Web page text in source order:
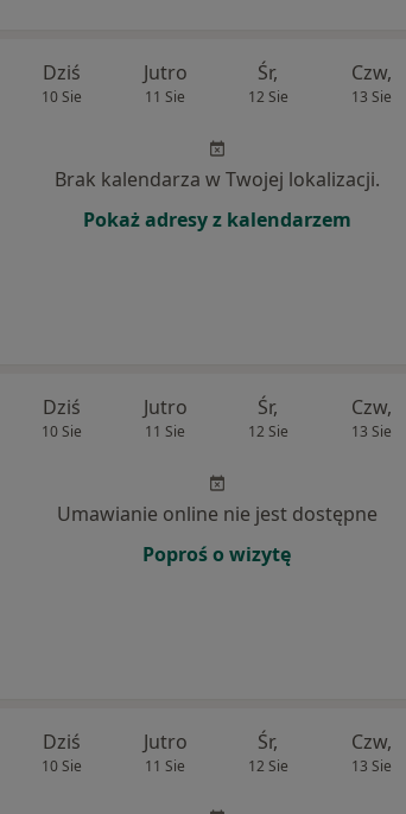
Dziś
10 Sie
Jutro
11 Sie
Śr,
12 Sie
Czw,
13 Sie
Brak kalendarza w Twojej lokalizacji.
Pokaż adresy z kalendarzem
Dziś
10 Sie
Jutro
11 Sie
Śr,
12 Sie
Czw,
13 Sie
Umawianie online nie jest dostępne
Poproś o wizytę
Dziś
10 Sie
Jutro
11 Sie
Śr,
12 Sie
Czw,
13 Sie